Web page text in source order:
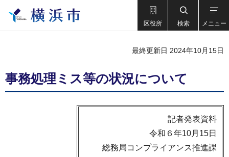
区役所 検索 メニュー
最終更新日 2024年10月15日
事務処理ミス等の状況について
記者発表資料
令和６年10月15日
総務局コンプライアンス推進課